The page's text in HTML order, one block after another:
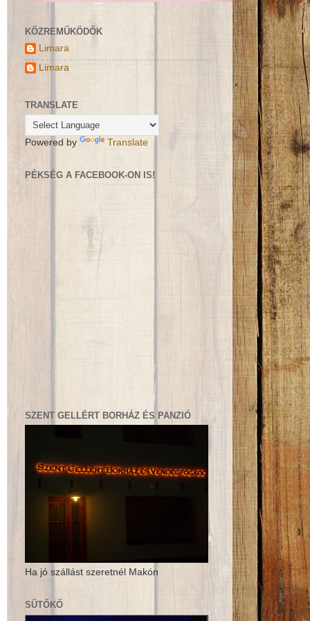
KÖZREMŰKÖDŐK
Limara
Limara
TRANSLATE
Powered by Translate
PÉKSÉG A FACEBOOK-ON IS!
SZENT GELLÉRT BORHÁZ ÉS PANZIÓ
Ha jó szállást szeretnél Makón
SÜTŐKŐ